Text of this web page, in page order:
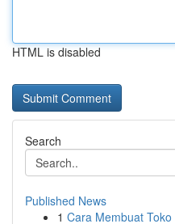
HTML is disabled
Search
Published News
1 Cara Membuat